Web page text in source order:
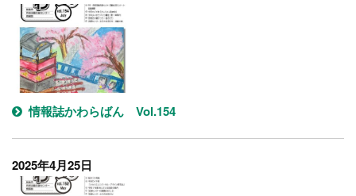
情報誌かわらばん Vol.154
2025年4月25日